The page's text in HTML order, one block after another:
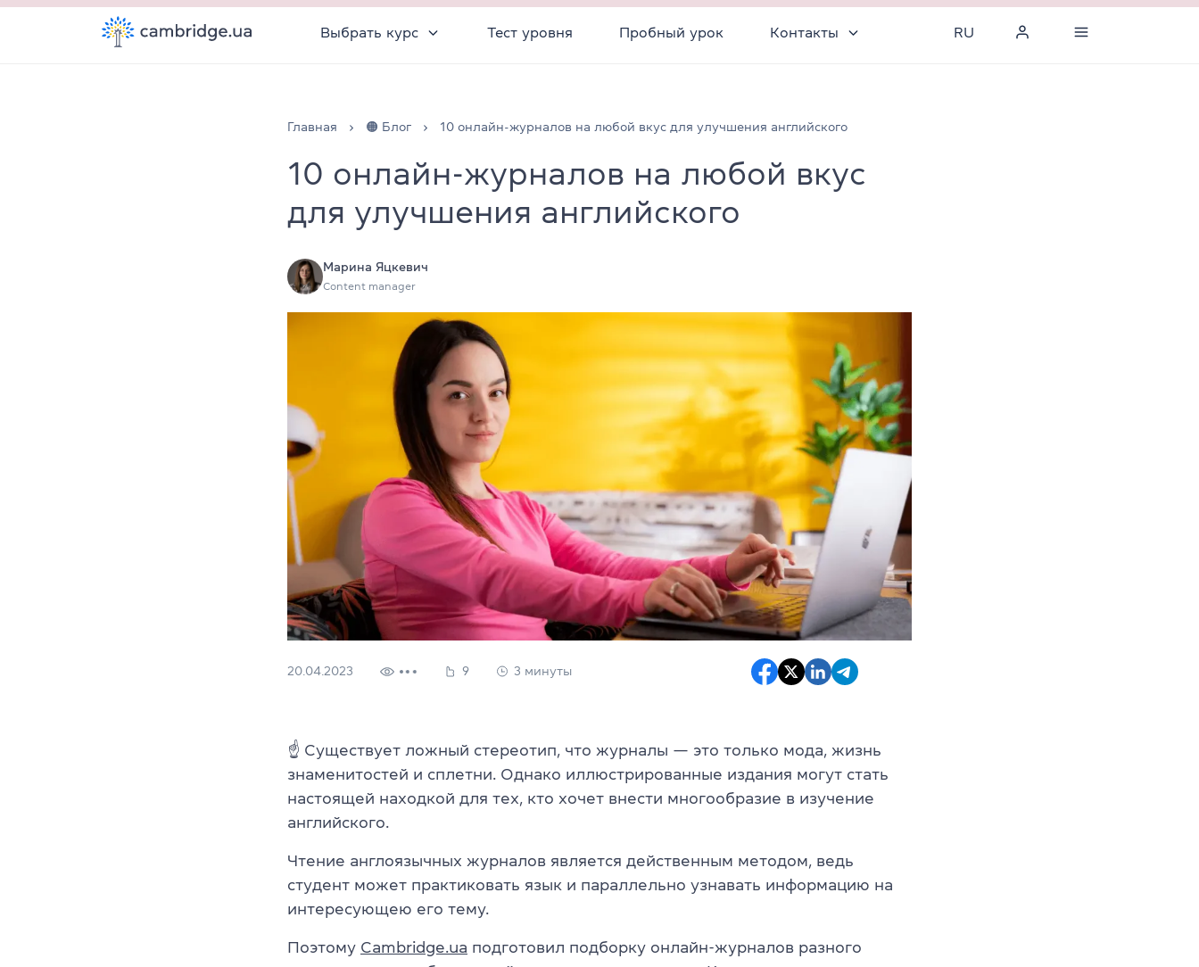
Выбрать курс Тест уровня Пробный урок Контакты RU
Главная 🟠 Блог 10 онлайн-журналов на любой вкус для улучшения английского
10 онлайн-журналов на любой вкус
для улучшения английского
Марина Яцкевич
Content manager
20.04.2023 9 3 минуты
☝ Существует ложный стереотип, что журналы — это только мода, жизнь
знаменитостей и сплетни. Однако иллюстрированные издания могут стать
настоящей находкой для тех, кто хочет внести многообразие в изучение
английского.
Чтение англоязычных журналов является действенным методом, ведь
студент может практиковать язык и параллельно узнавать информацию на
интересующею его тему.
Поэтому Cambridge.ua подготовил подборку онлайн-журналов разного